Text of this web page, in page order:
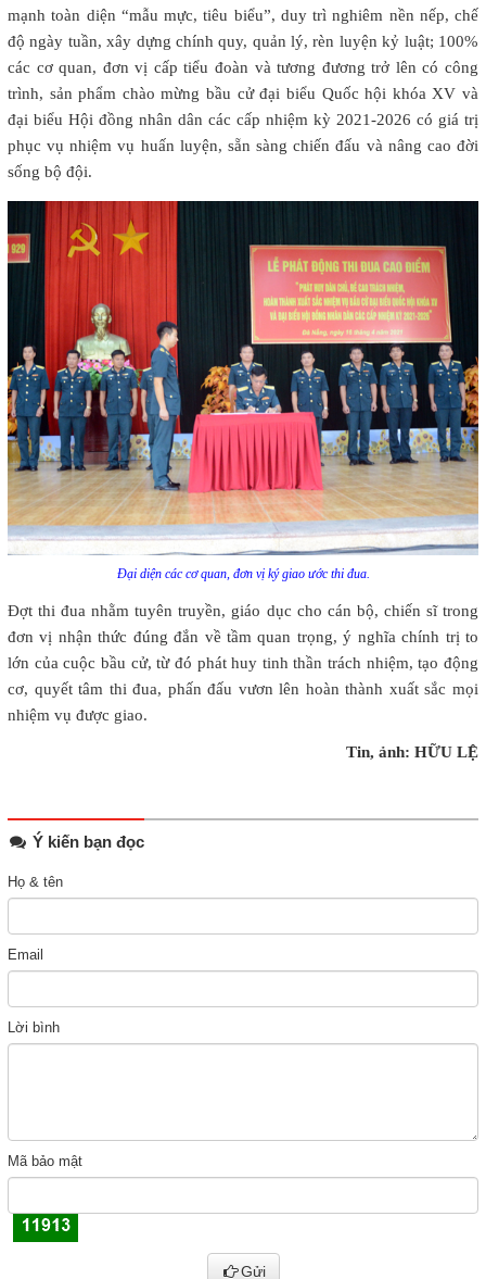
mạnh toàn diện “mẫu mực, tiêu biểu”, duy trì nghiêm nền nếp, chế
độ ngày tuần, xây dựng chính quy, quản lý, rèn luyện kỷ luật; 100%
các cơ quan, đơn vị cấp tiểu đoàn và tương đương trở lên có công
trình, sản phẩm chào mừng bầu cử đại biểu Quốc hội khóa XV và
đại biểu Hội đồng nhân dân các cấp nhiệm kỳ 2021-2026 có giá trị
phục vụ nhiệm vụ huấn luyện, sẵn sàng chiến đấu và nâng cao đời
sống bộ đội.
Đại diện các cơ quan, đơn vị ký giao ước thi đua.
Đợt thi đua nhằm tuyên truyền, giáo dục cho cán bộ, chiến sĩ trong
đơn vị nhận thức đúng đắn về tầm quan trọng, ý nghĩa chính trị to
lớn của cuộc bầu cử, từ đó phát huy tinh thần trách nhiệm, tạo động
cơ, quyết tâm thi đua, phấn đấu vươn lên hoàn thành xuất sắc mọi
nhiệm vụ được giao.
Tin, ảnh: HỮU LỆ
Ý kiến bạn đọc
Họ & tên
Email
Lời bình
Mã bảo mật
Gửi